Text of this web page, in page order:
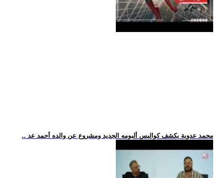
.. محمد عدوية يكشف كواليس ألبومه الجديد ومشروع عن والده أحمد عد